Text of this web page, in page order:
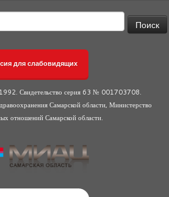
для слабовидящих
Свидетельство серия 63 № 001703708.
Самарской области, Министерство
отношений Самарской области.